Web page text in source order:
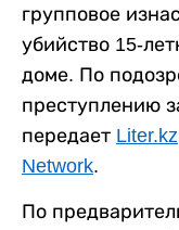
групповое
убийство 15-
доме. По
преступлению
передает Liter.kz
Network.
По